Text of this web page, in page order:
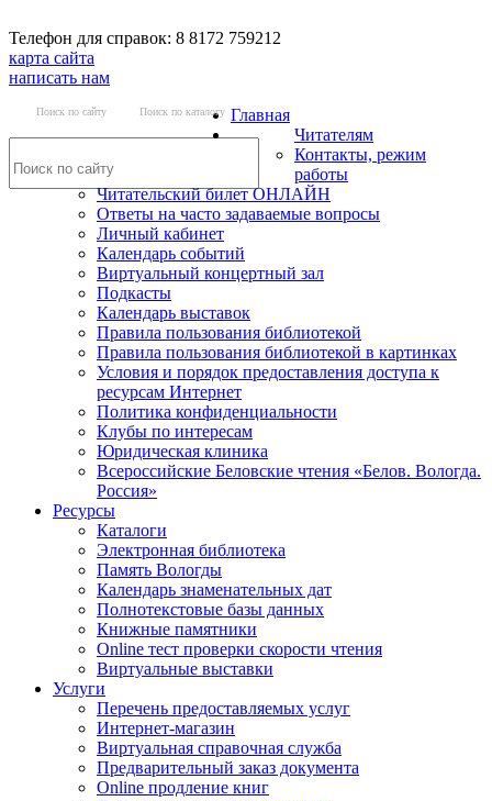
Телефон для справок: 8 8172 759212
карта сайта
написать нам
Поиск по сайту Поиск по каталогу Главная
Читателям
Контакты, режим
работы
Читательский билет ОНЛАЙН
Ответы на часто задаваемые вопросы
Личный кабинет
Календарь событий
Виртуальный концертный зал
Подкасты
Календарь выставок
Правила пользования библиотекой
Правила пользования библиотекой в картинках
Условия и порядок предоставления доступа к
ресурсам Интернет
Политика конфиденциальности
Клубы по интересам
Юридическая клиника
Всероссийские Беловские чтения «Белов. Вологда.
Россия»
Ресурсы
Каталоги
Электронная библиотека
Память Вологды
Календарь знаменательных дат
Полнотекстовые базы данных
Книжные памятники
Online тест проверки скорости чтения
Виртуальные выставки
Услуги
Перечень предоставляемых услуг
Интернет-магазин
Виртуальная справочная служба
Предварительный заказ документа
Online продление книг